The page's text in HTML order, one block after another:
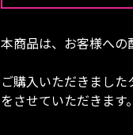
本商品は、お客様への
ご購入いただきまし
をさせていただきます。